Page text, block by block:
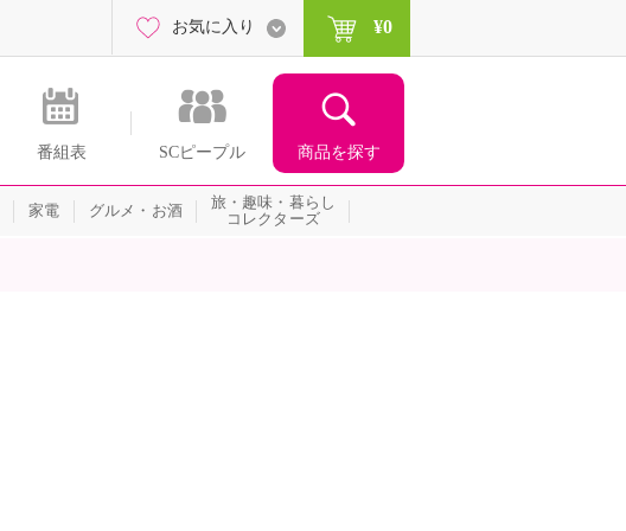
番組表 SCピープル 商品を探す
お気に入り ¥0
家電 グルメ・お酒
旅・趣味・暮らし
コレクターズ